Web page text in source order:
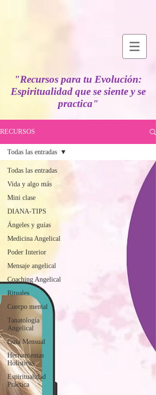
"Recursos para tu Evolución:
Espiritualidad que se siente y se
practica"
RECURSOS
Todas las entradas
Vida y algo más
Mini clase
DIANA-TIPS
Ángeles y guías
Medicina Angelical
Poder Interior
Mensaje angelical
Coaching Angelical
Rituales
Cuerpo mental
Tanatología
Angelical
Guía Mensual
Herramientas
Holísticas
Espiritualidad
Práctica
Todas las entradas